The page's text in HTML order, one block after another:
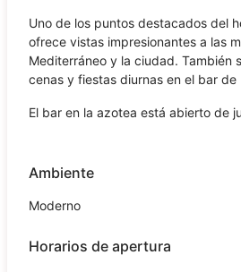
Uno de los puntos destacados del
ofrece vistas impresionantes a las
Mediterráneo y la ciudad. También
cenas y fiestas diurnas en el bar de
El bar en la azotea está abierto de
Ambiente
Moderno
Horarios de apertura